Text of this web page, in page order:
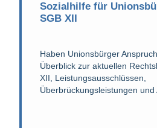
Sozialhilfe für
SGB XII
Haben Unionsbürger
Überblick zur aktuellen
XII, Leistungsausschlüssen,
Überbrückungsleistungen und